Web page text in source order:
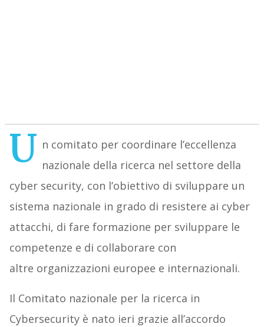
U n comitato per coordinare l’eccellenza
nazionale della ricerca nel settore della
cyber security, con l’obiettivo di sviluppare un
sistema nazionale in grado di resistere ai cyber
attacchi, di fare formazione per sviluppare le
competenze e di collaborare con
altre organizzazioni europee e internazionali.
Il Comitato nazionale per la ricerca in
Cybersecurity è nato ieri grazie all’accordo